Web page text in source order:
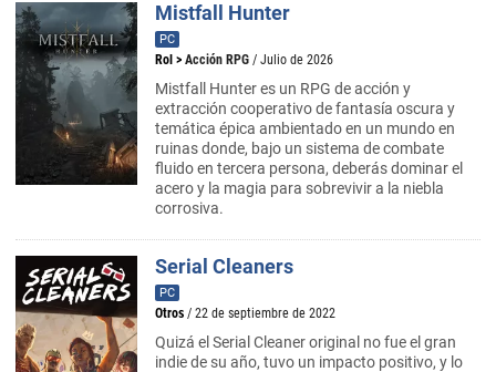
Mistfall Hunter
PC
Rol > Acción RPG / Julio de 2026
Mistfall Hunter es un RPG de acción y
extracción cooperativo de fantasía oscura y
temática épica ambientado en un mundo en
ruinas donde, bajo un sistema de combate
fluido en tercera persona, deberás dominar el
acero y la magia para sobrevivir a la niebla
corrosiva.
Serial Cleaners
PC
Otros / 22 de septiembre de 2022
Quizá el Serial Cleaner original no fue el gran
indie de su año, tuvo un impacto positivo, y lo